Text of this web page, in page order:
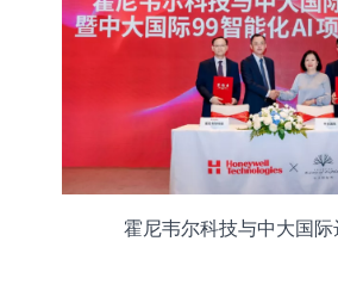
霍尼韦尔科技与中大国